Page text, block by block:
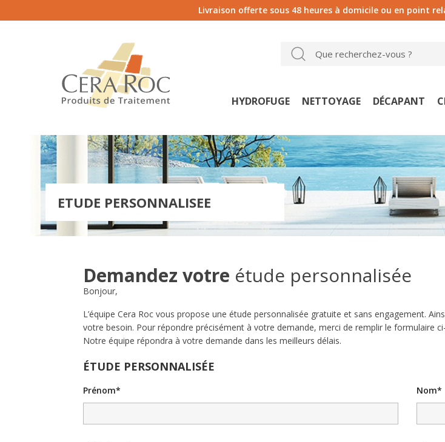
Livraison offerte sous 48 heures à domicile ou en point
HYDROFUGE NETTOYAGE DÉCAPANT
ETUDE PERSONNALISEE
Demandez votre étude personnalisée
Bonjour,
L’équipe Cera Roc vous propose une étude personnalisée gratuite et sans engagement.
votre besoin. Pour répondre précisément à votre demande, merci de remplir le formulaire
Notre équipe répondra à votre demande dans les meilleurs délais.
ÉTUDE PERSONNALISÉE
Prénom* Nom*